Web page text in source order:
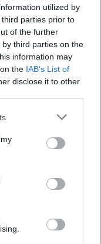
utilized by
parties prior to
of the further
third parties on the
information may
the IAB’s List of
disclose it to other
Háza Kft.
tér 11.
Galériánkat
az eladók optimális
az eladók pedig
második héten,
péntek-ig 11.00-este